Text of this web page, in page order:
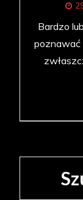
Bardzo
poznawać